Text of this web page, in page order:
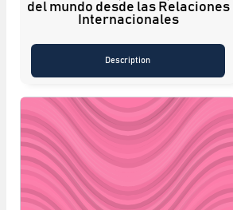
del mundo desde las Relaciones
Internacionales
Description